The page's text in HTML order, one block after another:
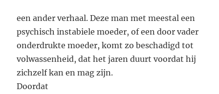
een ander verhaal. Deze man met meestal een
psychisch instabiele moeder, of een door vader
onderdrukte moeder, komt zo beschadigd tot
volwassenheid, dat het jaren duurt voordat hij
zichzelf kan en mag zijn.
Doordat